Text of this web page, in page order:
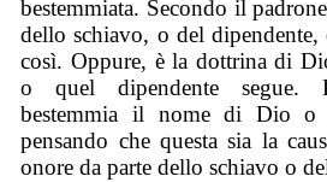
bestemmiata. Secondo il
dello schiavo, o del
così. Oppure, è la dottrina di
o quel dipendente segue.
bestemmia il nome di Dio
pensando che questa sia la
onore da parte dello schiavo o